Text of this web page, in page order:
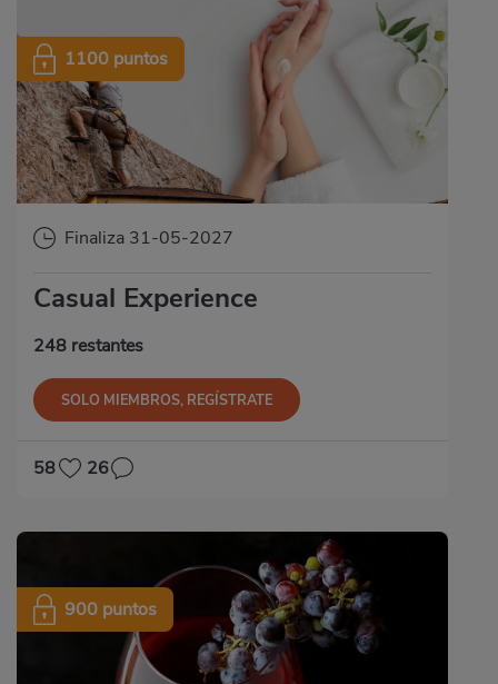
1100 puntos
Finaliza 31-05-2027
Casual Experience
248 restantes
SOLO MIEMBROS, REGÍSTRATE
58 26
900 puntos